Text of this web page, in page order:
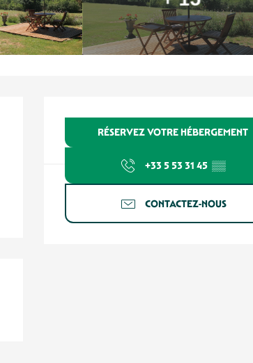
Ouverture et
RÉSERVEZ VOTRE HÉBERGEMENT
+33 5 53 31 45 ▒▒
CONTACTEZ-NOUS